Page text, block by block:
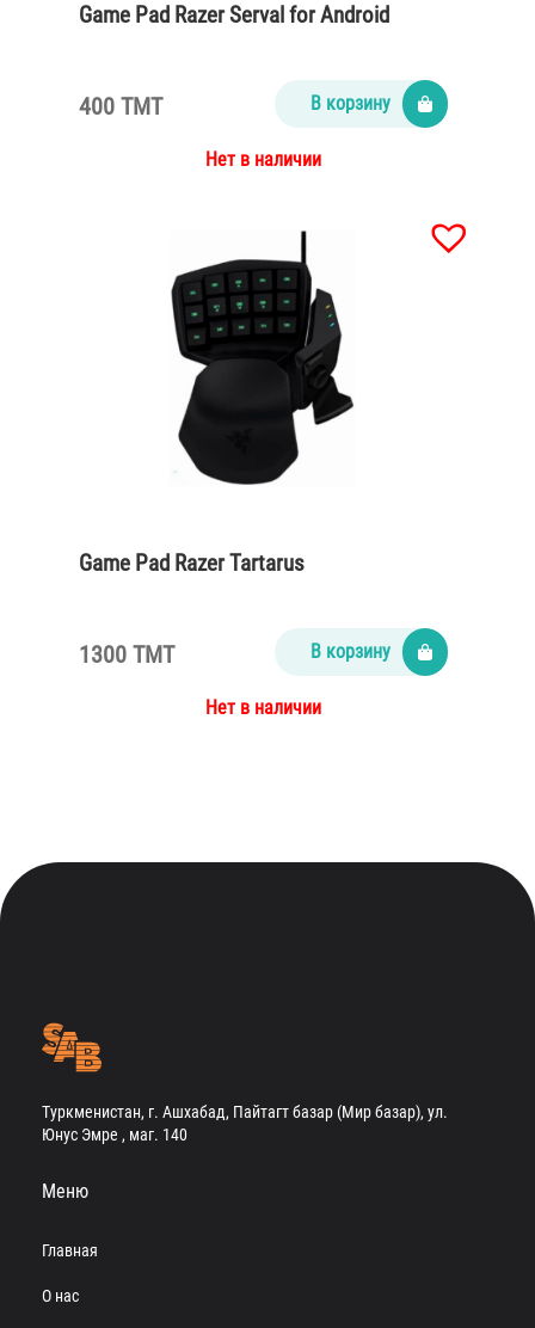
Game Pad Razer Serval for Android
400 TMT В корзину
Нет в наличии
Game Pad Razer Tartarus
1300 TMT В корзину
Нет в наличии
Туркменистан, г. Ашхабад, Пайтагт базар (Мир базар), ул.
Юнус Эмре , маг. 140
Меню
Главная
О нас